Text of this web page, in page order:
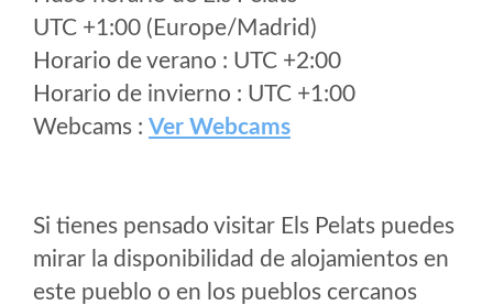
UTC +1:00 (Europe/Madrid)
Horario de verano : UTC +2:00
Horario de invierno : UTC +1:00
Webcams : Ver Webcams
Si tienes pensado visitar Els Pelats puedes
mirar la disponibilidad de alojamientos en
este pueblo o en los pueblos cercanos